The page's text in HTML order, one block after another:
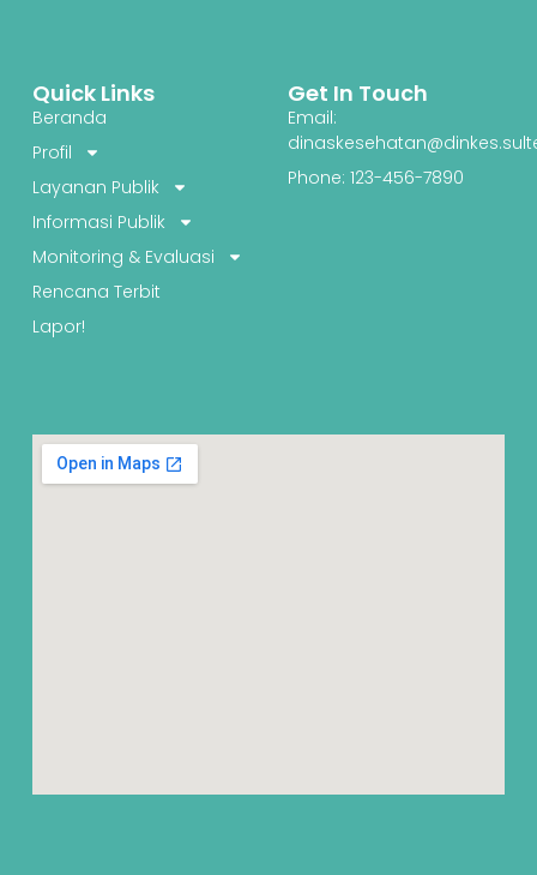
Quick Links
Beranda
Profil
Layanan Publik
Informasi Publik
Monitoring & Evaluasi
Rencana Terbit
Lapor!
Get In Touch
Email:
Phone: 123-456-7890